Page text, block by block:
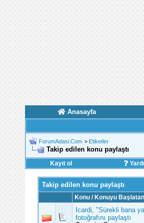
Anasayfa
ForumAdasi.Com > Etiketler
Takip edilen konu paylaştı
Kayıt ol
Takip edilen konu paylaştı
Konu / Konuyu Başlatan
Icardi, "Sürekli bana
fotoğrafını paylaştı